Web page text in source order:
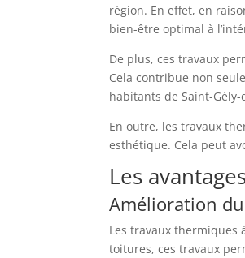
région. En effet, en
bien-être optimal à
De plus, ces travaux
Cela contribue non
habitants de Saint-Gély-
En outre, les travaux
esthétique. Cela peut
Les
Amélioration
Les travaux thermiques
toitures, ces travaux